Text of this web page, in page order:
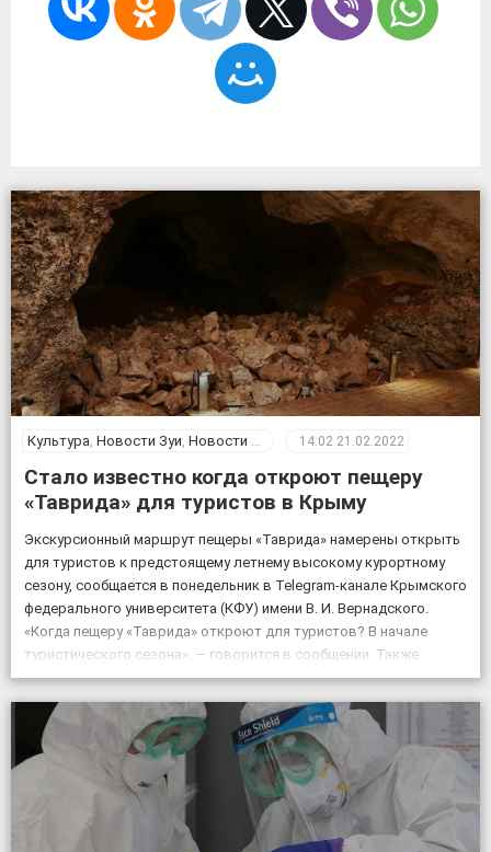
Культура, Новости Зуи, Новости Крыма 14:02 21.02.2022
Стало известно когда откроют пещеру
«Таврида» для туристов в Крыму
Экскурсионный маршрут пещеры «Таврида» намерены открыть
для туристов к предстоящему летнему высокому курортному
сезону, сообщается в понедельник в Telegram-канале Крымского
федерального университета (КФУ) имени В. И. Вернадского.
«Когда пещеру «Таврида» откроют для туристов? В начале
туристического сезона», — говорится в сообщении. Также
отмечается, что посещение «Тавриды» будет полностью
безопасным. За возможным движением грунтов и камней […]